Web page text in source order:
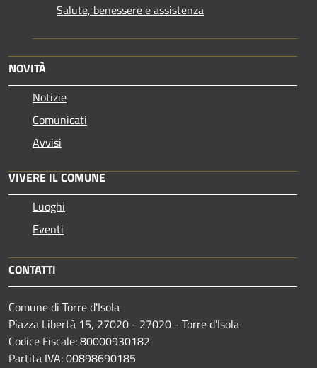
Salute, benessere e assistenza
NOVITÀ
Notizie
Comunicati
Avvisi
VIVERE IL COMUNE
Luoghi
Eventi
CONTATTI
Comune di Torre d'Isola
Piazza Libertà 15, 27020 - 27020 - Torre d'Isola
Codice Fiscale: 80000930182
Partita IVA: 00898690185